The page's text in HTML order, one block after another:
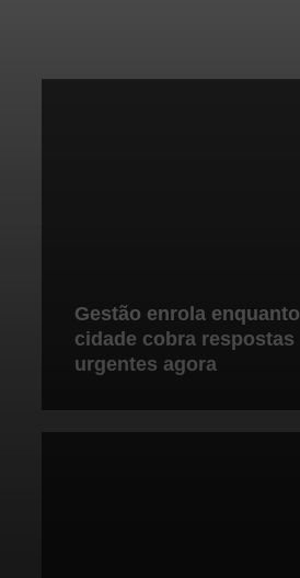
Gestão enrola enquanto
cidade cobra respostas
urgentes agora